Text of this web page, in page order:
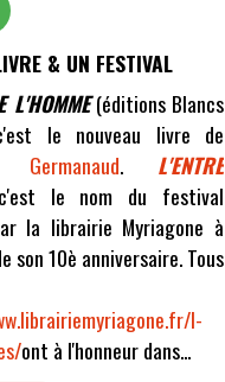
& UN FESTIVAL
L'HOMME(éditions Blancs
le nouveau livre de
Germanaud. L'ENTRE
le nom du festival
la librairie Myriagone à
son 10è anniversaire. Tous
l-
ont à l'honneur dans...